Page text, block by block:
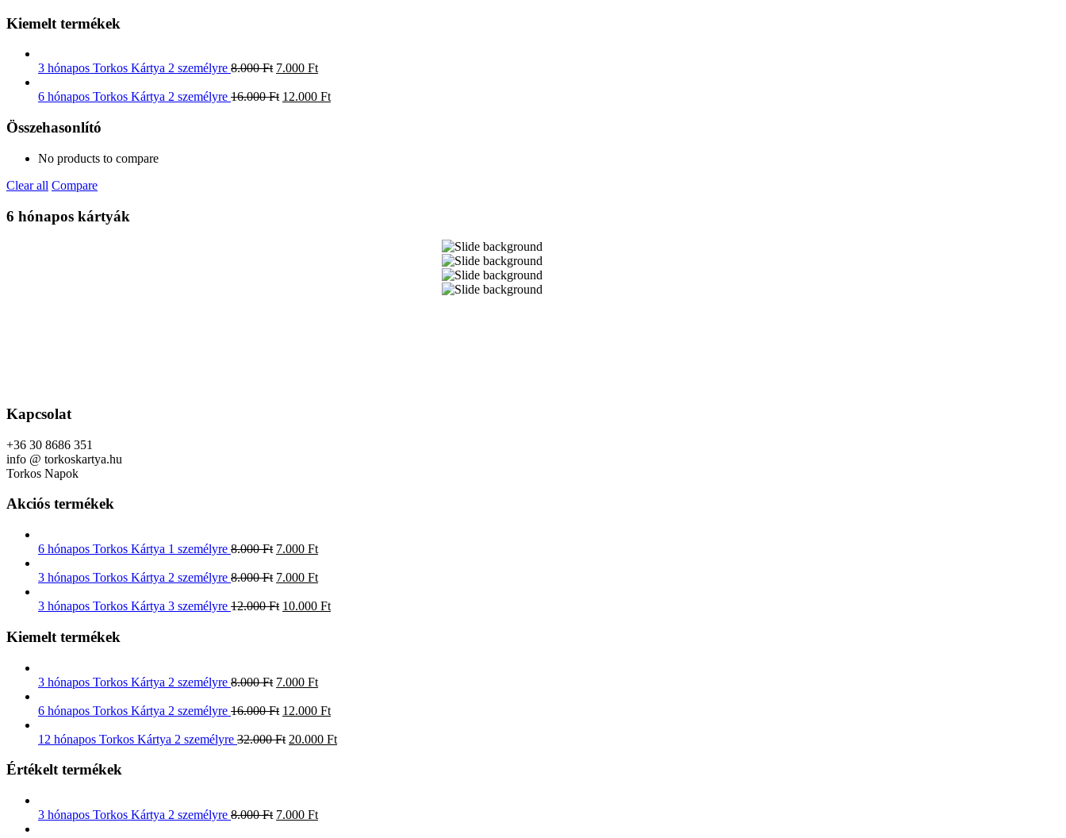
Kiemelt termékek
3 hónapos Torkos Kártya 2 személyre 8.000Ft 7.000 Ft
6 hónapos Torkos Kártya 2 személyre 16.000Ft 12.000 Ft
Összehasonlító
No products to compare
Clear all Compare
6 hónapos kártyák
Kapcsolat
+36 30 8686 351
info @ torkoskartya.hu
Torkos Napok
Akciós termékek
6 hónapos Torkos Kártya 1 személyre 8.000Ft 7.000 Ft
3 hónapos Torkos Kártya 2 személyre 8.000Ft 7.000 Ft
3 hónapos Torkos Kártya 3 személyre 12.000Ft 10.000 Ft
Kiemelt termékek
3 hónapos Torkos Kártya 2 személyre 8.000Ft 7.000 Ft
6 hónapos Torkos Kártya 2 személyre 16.000Ft 12.000 Ft
12 hónapos Torkos Kártya 2 személyre 32.000Ft 20.000 Ft
Értékelt termékek
3 hónapos Torkos Kártya 2 személyre 8.000Ft 7.000 Ft